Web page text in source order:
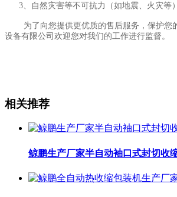
3、自然灾害等不可抗力（如地震、火灾等）
为了向您提供更优质的售后服务，保护您
设备有限公司欢迎您对我们的工作进行监督。
相关推荐
鲸鹏生产厂家半自动袖口式封切收